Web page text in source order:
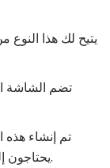
يتيح لك هذا النوع
تضم الشاشة
تم إنشاء هذه
يحتاجون إلى العمل في تعاون وثيق مع بعضهم البعض.